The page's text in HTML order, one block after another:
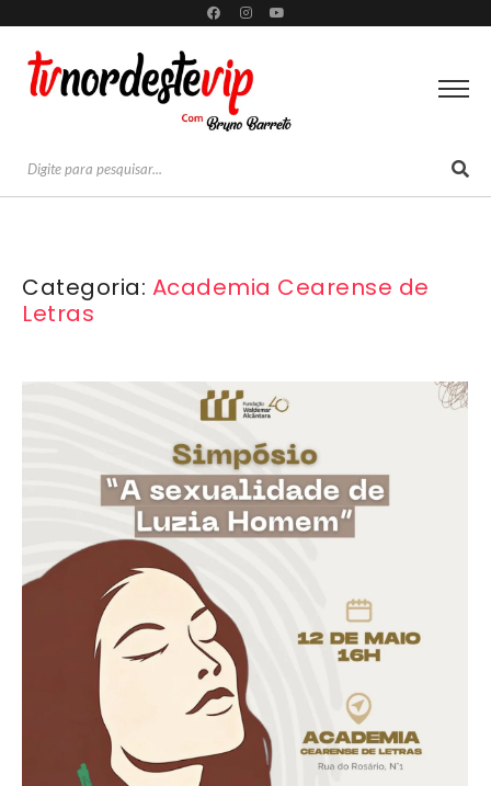
Categoria: Academia Cearense de
Letras